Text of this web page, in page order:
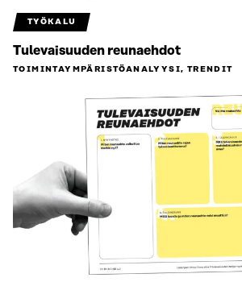
TYÖKALU
Tulevaisuuden reunaehdot
TOIMINTAYMPÄRISTÖ­ANALYYSI, TRENDIT